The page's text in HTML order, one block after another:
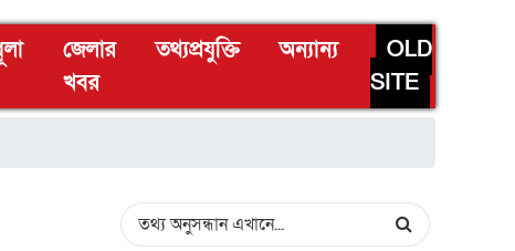
জেলার
খবর
তথ্যপ্রযুক্তি অন্যান্য
OLD
SITE